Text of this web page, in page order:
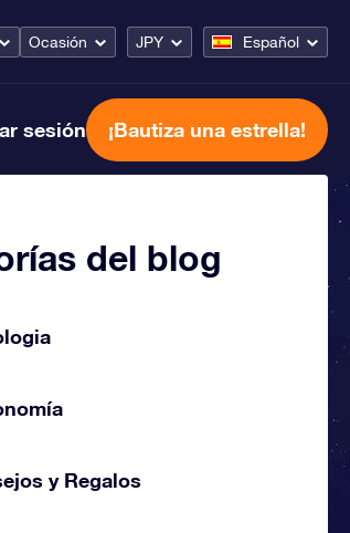
Ocasión JPY Español
sesión ¡Bautiza una estrella!
del blog
y Regalos